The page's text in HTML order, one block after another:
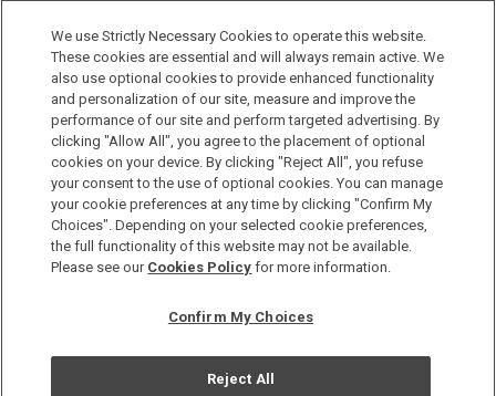
로 등록하시면 다양한 혜택을 누리실 수 있습니다.
회원 가입은 이곳으로
Copyright © Okura Nikko Hotel Management Co., Ltd. All
Rights Reserved.
개인정보 보호방침
사이트 운영정책
We use Strictly Necessary Cookies to operate this website.
These cookies are essential and will always remain active. We
also use optional cookies to provide enhanced functionality
and personalization of our site, measure and improve the
performance of our site and perform targeted advertising. By
clicking "Allow All", you agree to the placement of optional
cookies on your device. By clicking "Reject All", you refuse
your consent to the use of optional cookies. You can manage
your cookie preferences at any time by clicking "Confirm My
Choices". Depending on your selected cookie preferences,
the full functionality of this website may not be available.
Please see our Cookies Policy for more information.
Confirm My Choices
Reject All